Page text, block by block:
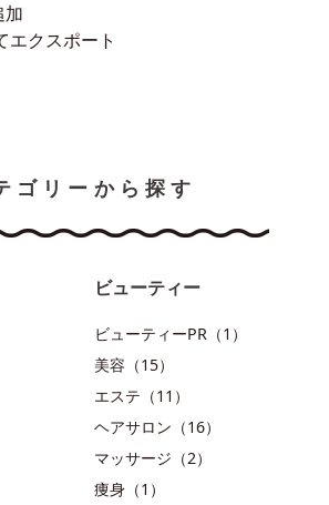
加
エクスポート
ゴリーから探す
ビューティー
ビューティーPR（1）
美容（15）
エステ（11）
ヘアサロン（16）
マッサージ（2）
痩身（1）